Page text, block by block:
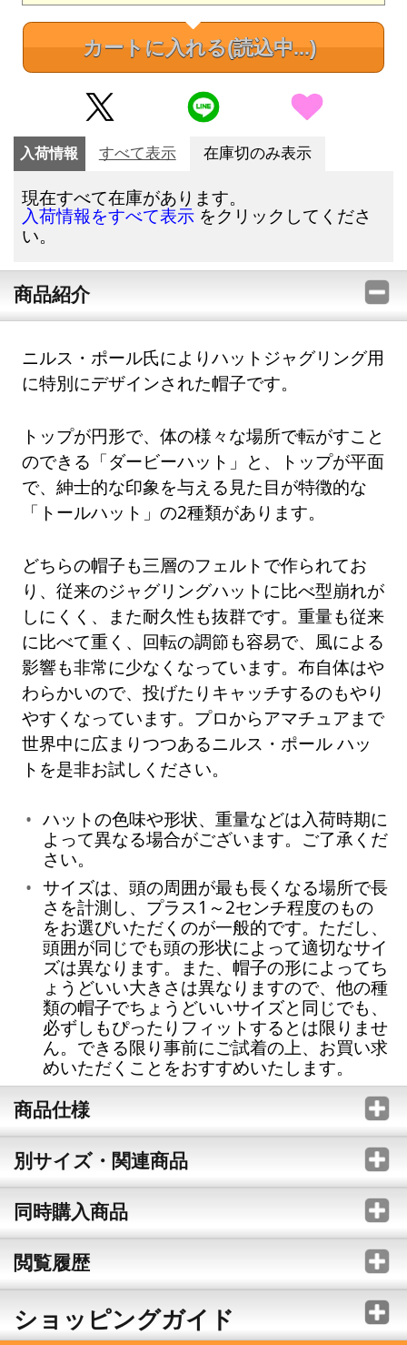
カートに入れる(読込中...)
入荷情報 すべて表示 在庫切のみ表示
現在すべて在庫があります。
入荷情報をすべて表示 をクリックしてくださ
い。
商品紹介
ニルス・ポール氏によりハットジャグリング用
に特別にデザインされた帽子です。
トップが円形で、体の様々な場所で転がすこと
のできる「ダービーハット」と、トップが平面
で、紳士的な印象を与える見た目が特徴的な
「トールハット」の2種類があります。
どちらの帽子も三層のフェルトで作られてお
り、従来のジャグリングハットに比べ型崩れが
しにくく、また耐久性も抜群です。重量も従来
に比べて重く、回転の調節も容易で、風による
影響も非常に少なくなっています。布自体はや
わらかいので、投げたりキャッチするのもやり
やすくなっています。プロからアマチュアまで
世界中に広まりつつあるニルス・ポール ハッ
トを是非お試しください。
ハットの色味や形状、重量などは入荷時期に
よって異なる場合がございます。ご了承くだ
さい。
サイズは、頭の周囲が最も長くなる場所で長
さを計測し、プラス1～2センチ程度のもの
をお選びいただくのが一般的です。ただし、
頭囲が同じでも頭の形状によって適切なサイ
ズは異なります。また、帽子の形によってち
ょうどいい大きさは異なりますので、他の種
類の帽子でちょうどいいサイズと同じでも、
必ずしもぴったりフィットするとは限りませ
ん。できる限り事前にご試着の上、お買い求
めいただくことをおすすめいたします。
商品仕様
別サイズ・関連商品
同時購入商品
閲覧履歴
ショッピングガイド